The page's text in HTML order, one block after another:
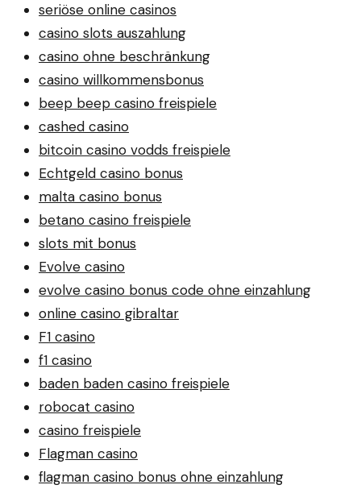
seriöse online casinos
casino slots auszahlung
casino ohne beschränkung
casino willkommensbonus
beep beep casino freispiele
cashed casino
bitcoin casino vodds freispiele
Echtgeld casino bonus
malta casino bonus
betano casino freispiele
slots mit bonus
Evolve casino
evolve casino bonus code ohne einzahlung
online casino gibraltar
F1 casino
f1 casino
baden baden casino freispiele
robocat casino
casino freispiele
Flagman casino
flagman casino bonus ohne einzahlung